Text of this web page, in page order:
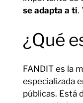
se adapta a ti.
¿Qué
FANDIT es la
especializada
públicas. Está